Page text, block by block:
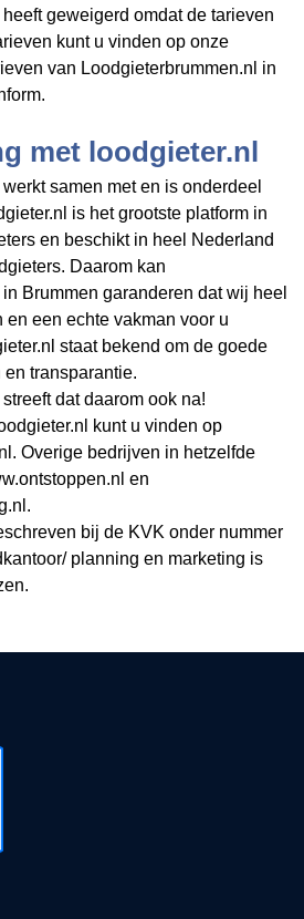
geweigerd omdat de tarieven
kunt u vinden op onze
van Loodgieterbrummen.nl in
met loodgieter.nl
samen met en is onderdeel
is het grootste platform in
en beschikt in heel Nederland
Daarom kan
Brummen garanderen dat wij heel
een echte vakman voor u
staat bekend om de goede
transparantie.
dat daarom ook na!
kunt u vinden op
Overige bedrijven in hetzelfde
en
bij de KVK onder nummer
planning en marketing is